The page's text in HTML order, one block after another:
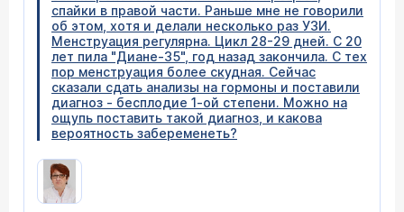
спайки в правой части. Раньше мне не говорили
об этом, хотя и делали несколько раз УЗИ.
Менструация регулярна. Цикл 28-29 дней. С 20
лет пила "Диане-35", год назад закончила. С тех
пор менструация более скудная. Сейчас
сказали сдать анализы на гормоны и поставили
диагноз - бесплодие 1-ой степени. Можно на
ощупь поставить такой диагноз, и какова
вероятность забеременеть?